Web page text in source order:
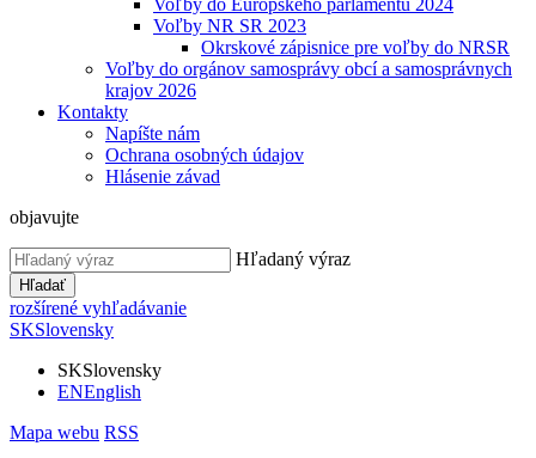
Voľby do Európskeho parlamentu 2024
Voľby NR SR 2023
Okrskové zápisnice pre voľby do NRSR
Voľby do orgánov samosprávy obcí a samosprávnych
krajov 2026
Kontakty
Napíšte nám
Ochrana osobných údajov
Hlásenie závad
objavujte
Hľadaný výraz
Hľadať
rozšírené vyhľadávanie
SKSlovensky
SKSlovensky
ENEnglish
Mapa webu RSS